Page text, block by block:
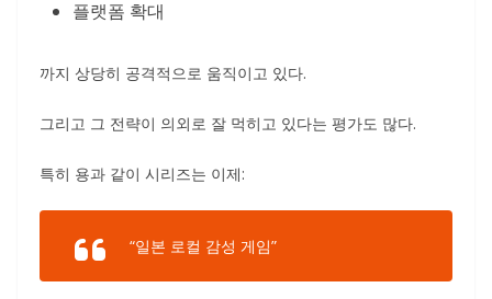
플랫폼 확대
까지 상당히 공격적으로 움직이고 있다.
그리고 그 전략이 의외로 잘 먹히고 있다는 평가도 많다.
특히 용과 같이 시리즈는 이제:
“일본 로컬 감성 게임”